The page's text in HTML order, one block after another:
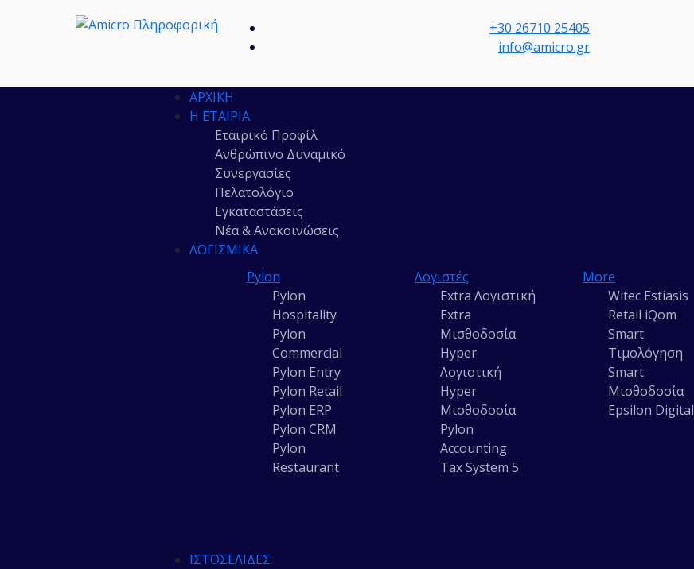
+30 26710 25405
info@amicro.gr
ΑΡΧΙΚΉ
Η ΕΤΑΙΡΊΑ
Εταιρικό Προφίλ
Ανθρώπινο Δυναμικό
Συνεργασίες
Πελατολόγιο
Εγκαταστάσεις
Νέα & Ανακοινώσεις
ΛΟΓΙΣΜΙΚΆ
Pylon
Pylon
Hospitality
Pylon
Commercial
Pylon Entry
Pylon Retail
Pylon ERP
Pylon CRM
Pylon
Restaurant
Λογιστές
Extra Λογιστική
Extra
Μισθοδοσία
Hyper
Λογιστική
Hyper
Μισθοδοσία
Pylon
Accounting
Tax System 5
More
Witec Estiasis
Retail iQom
Smart
Τιμολόγηση
Smart
Μισθοδοσία
Epsilon Digital
ΙΣΤΟΣΕΛΊΔΕΣ